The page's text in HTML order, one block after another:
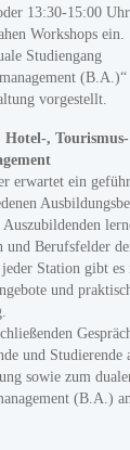
13:30-15:00
Workshops ein.
Studiengang
vorgestellt.
Hotel-,
erwartet ein
und Berufsfelder
Station gibt
und
und Studierende
sowie zum
(B.A.)